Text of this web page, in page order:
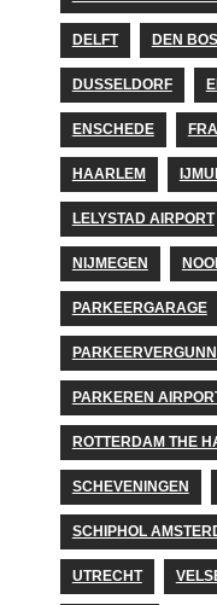
DELFT DEN
DUSSELDORF
ENSCHEDE
HAARLEM
LELYSTAD AIRPORT
NIJMEGEN
PARKEERGARAGE
PARKEREN
ROTTERDAM THE
SCHEVENINGEN
SCHIPHOL
UTRECHT